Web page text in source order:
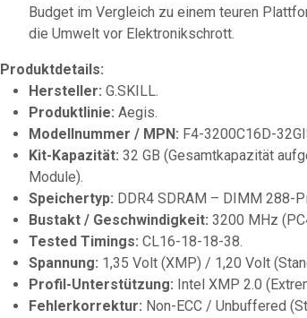
Budget im Vergleich zu einem teuren
die Umwelt vor Elektronikschrott.
Produktdetails:
Hersteller: G.SKILL.
Produktlinie: Aegis.
Modellnummer / MPN: F4-3200C16D-
Kit-Kapazität: 32 GB (Gesamtkapazität
Module).
Speichertyp: DDR4 SDRAM – DIMM 288-
Bustakt / Geschwindigkeit: 3200 MHz
Tested Timings: CL16-18-18-38.
Spannung: 1,35 Volt (XMP) / 1,20 Volt
Profil-Unterstützung: Intel XMP 2.0
Fehlerkorrektur: Non-ECC / Unbuffered